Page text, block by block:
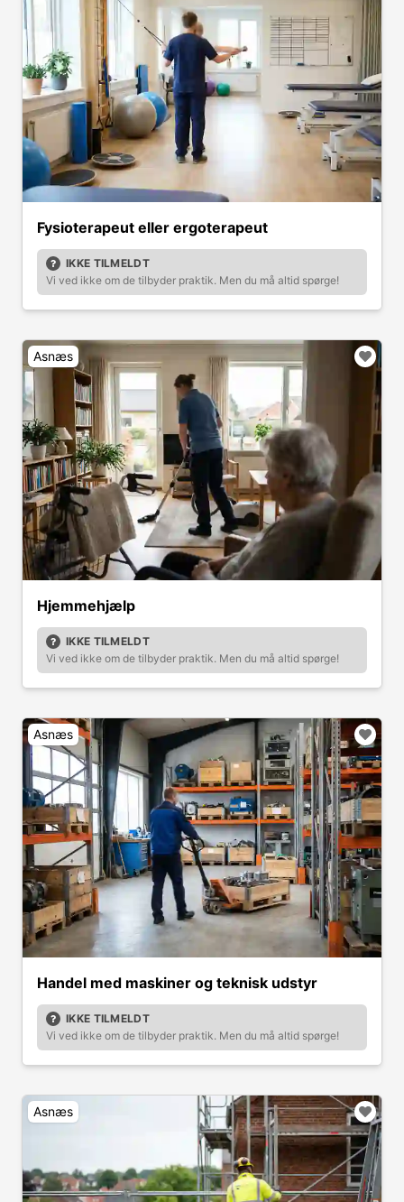
Fysioterapeut eller ergoterapeut
IKKE TILMELDT
Vi ved ikke om de tilbyder praktik. Men du må altid spørge!
Asnæs
Hjemmehjælp
IKKE TILMELDT
Vi ved ikke om de tilbyder praktik. Men du må altid spørge!
Asnæs
Handel med maskiner og teknisk udstyr
IKKE TILMELDT
Vi ved ikke om de tilbyder praktik. Men du må altid spørge!
Asnæs